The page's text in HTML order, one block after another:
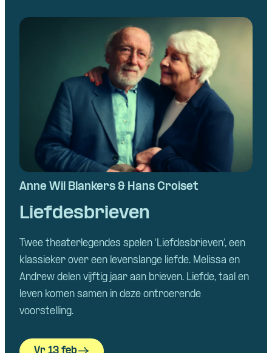
Anne Wil Blankers & Hans Croiset
Liefdesbrieven
Twee theaterlegendes spelen ‘Liefdesbrieven’, een
klassieker over een levenslange liefde. Melissa en
Andrew delen vijftig jaar aan brieven. Liefde, taal en
leven komen samen in deze ontroerende
voorstelling.
Vr 13 feb